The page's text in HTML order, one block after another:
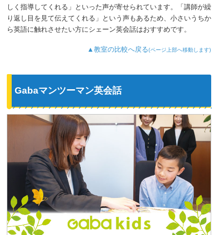
しく指導してくれる」といった声が寄せられています。「講師が繰
り返し目を見て伝えてくれる」という声もあるため、小さいうちか
ら英語に触れさせたい方にシェーン英会話はおすすめです。
▲教室の比較へ戻る(ページ上部へ移動します)
Gabaマンツーマン英会話